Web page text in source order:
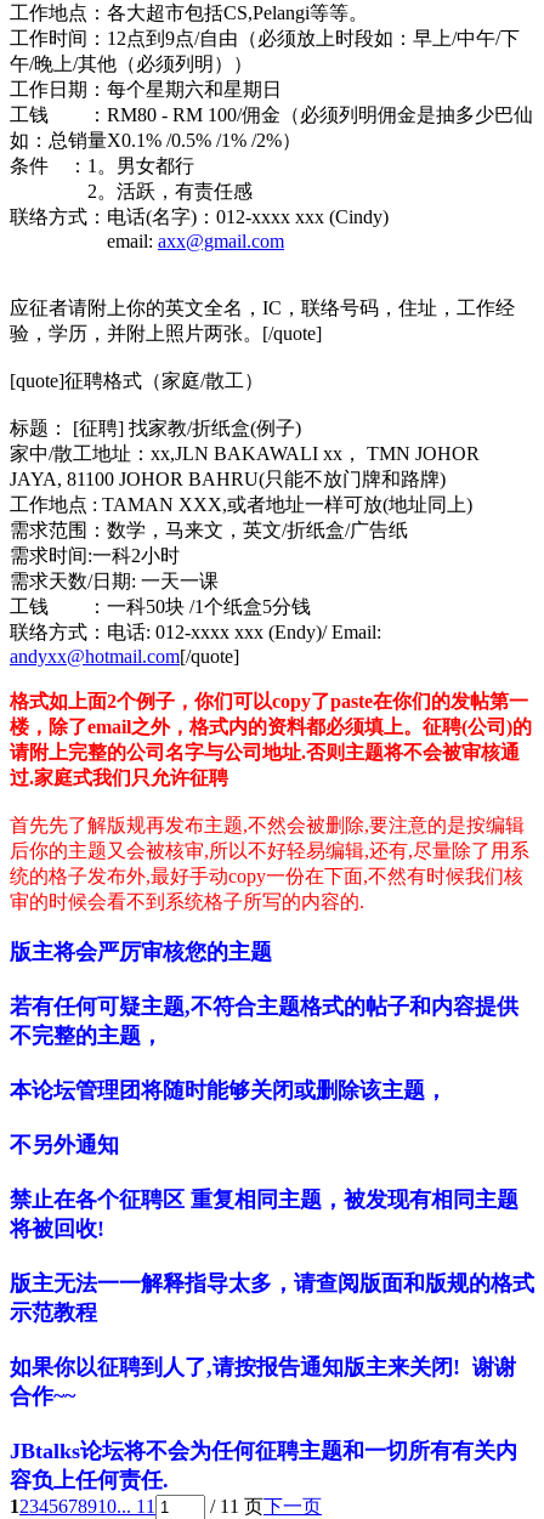
工作地点：各大超市包括CS,Pelangi等等。
工作时间：12点到9点/自由（必须放上时段如：早上/中午/下
午/晚上/其他（必须列明））
工作日期：每个星期六和星期日
工钱 ：RM80 - RM 100/佣金（必须列明佣金是抽多少巴仙
如：总销量X0.1% /0.5% /1% /2%）
条件 ：1。男女都行
2。活跃，有责任感
联络方式：电话(名字)：012-xxxx xxx (Cindy)
email: axx@gmail.com
应征者请附上你的英文全名，IC，联络号码，住址，工作经
验，学历，并附上照片两张。[/quote]
[quote]征聘格式（家庭/散工）
标题： [征聘] 找家教/折纸盒(例子)
家中/散工地址：xx,JLN BAKAWALI xx， TMN JOHOR
JAYA, 81100 JOHOR BAHRU(只能不放门牌和路牌)
工作地点 : TAMAN XXX,或者地址一样可放(地址同上)
需求范围：数学，马来文，英文/折纸盒/广告纸
需求时间:一科2小时
需求天数/日期: 一天一课
工钱 ：一科50块 /1个纸盒5分钱
联络方式：电话: 012-xxxx xxx (Endy)/ Email:
andyxx@hotmail.com[/quote]
格式如上面2个例子，你们可以copy了paste在你们的发帖第一
楼，除了email之外，格式内的资料都必须填上。征聘(公司)的
请附上完整的公司名字与公司地址.否则主题将不会被审核通
过.家庭式我们只允许征聘
首先先了解版规再发布主题,不然会被删除,要注意的是按编辑
后你的主题又会被核审,所以不好轻易编辑,还有,尽量除了用系
统的格子发布外,最好手动copy一份在下面,不然有时候我们核
审的时候会看不到系统格子所写的内容的.
版主将会严厉审核您的主题
若有任何可疑主题,不符合主题格式的帖子和内容提供
不完整的主题，
本论坛管理团将随时能够关闭或删除该主题，
不另外通知
禁止在各个征聘区 重复相同主题，被发现有相同主题
将被回收!
版主无法一一解释指导太多，请查阅版面和版规的格式
示范教程
如果你以征聘到人了,请按报告通知版主来关闭! 谢谢
合作~~
JBtalks论坛将不会为任何征聘主题和一切所有有关内
容负上任何责任.
12345678910... 11 / 11 页下一页